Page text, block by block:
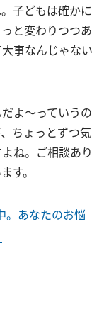
子どもは確かに
と変わりつつあ
事なんじゃない
よ〜っていうの
ちょっとずつ気
ね。ご相談あり
す。
。あなたのお悩